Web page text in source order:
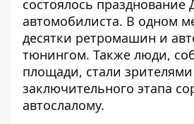
состоялось празднование
автомобилиста. В одном
десятки ретромашин и
тюнингом. Также люди,
площади, стали зрителями
заключительного этапа
автослалому.